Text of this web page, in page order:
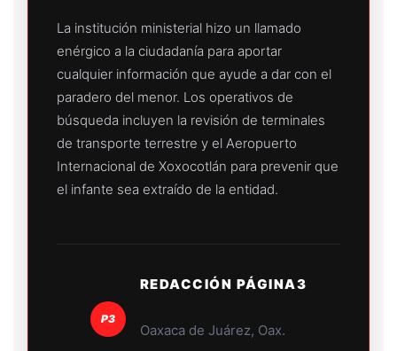
La institución ministerial hizo un llamado
enérgico a la ciudadanía para aportar
cualquier información que ayude a dar con el
paradero del menor. Los operativos de
búsqueda incluyen la revisión de terminales
de transporte terrestre y el Aeropuerto
Internacional de Xoxocotlán para prevenir que
el infante sea extraído de la entidad.
P3
REDACCIÓN PÁGINA3
Oaxaca de Juárez, Oax.